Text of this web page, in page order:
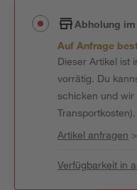
Abholung
Auf Anfrage
Dieser Artikel ist
vorrätig. Du
schicken und wir
Transportkosten).
Artikel anfragen >
Verfügbarkeit in